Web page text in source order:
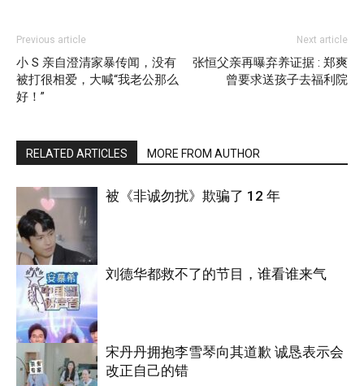
Previous article
小 S 亲自澄清家暴传闻，没有
被打很相爱，大喊“我老公那么
好！”
Next article
张恒父亲再曝弃养证据 : 郑爽
曾要求送孩子去福利院
RELATED ARTICLES MORE FROM AUTHOR
综艺
被《非诚勿扰》欺骗了 12 年
综艺
刘德华都救不了的节目，谁看谁来气
宋丹丹拥抱李雪琴向其道歉 诚恳表示会
改正自己的错